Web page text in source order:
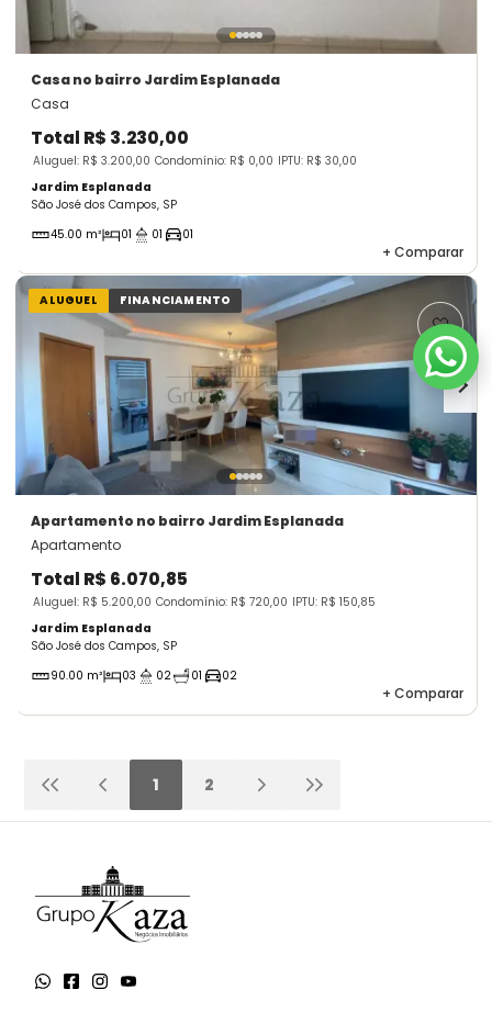
Casano bairro Jardim Esplanada
Casa
Total R$ 3.230,00
Aluguel: R$ 3.200,00 Condomínio: R$ 0,00 IPTU: R$ 30,00
Jardim Esplanada
São José dos Campos, SP
45.00 m²
01 01 01
+ Comparar
ALUGUEL FINANCIAMENTO
Apartamento no bairro Jardim Esplanada
Apartamento
Total R$ 6.070,85
Aluguel: R$ 5.200,00 Condomínio: R$ 720,00 IPTU: R$ 150,85
Jardim Esplanada
São José dos Campos, SP
90.00 m²
03 02 01 02
+ Comparar
1 2